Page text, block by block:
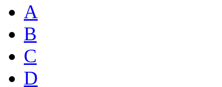
A
B
C
D